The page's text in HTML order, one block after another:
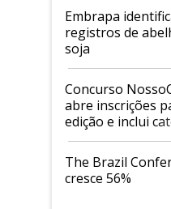
Embrapa
registros de
soja
Concurso
abre inscrições
edição e inclui
cafés Canephora
The Brazil
cresce 56%